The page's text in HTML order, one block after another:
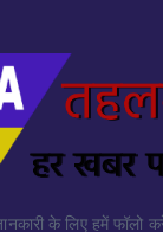
के लिए हमें फॉलो